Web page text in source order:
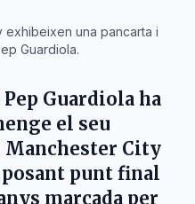
exhibeixen una pancarta i
Guardiola.
Pep Guardiola ha
el seu
Manchester City
punt final
marcada per